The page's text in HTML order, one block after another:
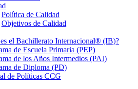
Política de Calidad
Objetivos de Calidad
es el Bachillerato Internacional® (IB)?
de Escuela Primaria (PEP)
de los Años Intermedios (PAI)
de Diploma (PD)
de Políticas CCG